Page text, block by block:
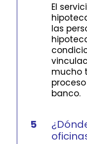
El
las
mucho
banco.
5